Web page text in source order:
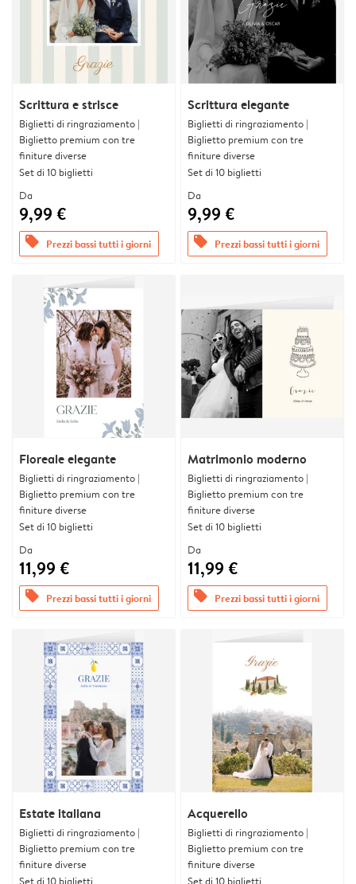
Scrittura e strisce
Biglietti di ringraziamento |
Biglietto premium con tre
finiture diverse
Set di 10 biglietti
Da
9,99 €
offers Prezzi bassi tutti i giorni
Scrittura elegante
Biglietti di ringraziamento |
Biglietto premium con tre
finiture diverse
Set di 10 biglietti
Da
9,99 €
offers Prezzi bassi tutti i giorni
Floreale elegante
Biglietti di ringraziamento |
Biglietto premium con tre
finiture diverse
Set di 10 biglietti
Da
11,99 €
offers Prezzi bassi tutti i giorni
Matrimonio moderno
Biglietti di ringraziamento |
Biglietto premium con tre
finiture diverse
Set di 10 biglietti
Da
11,99 €
offers Prezzi bassi tutti i giorni
Estate italiana
Biglietti di ringraziamento |
Biglietto premium con tre
finiture diverse
Set di 10 biglietti
Acquerello
Biglietti di ringraziamento |
Biglietto premium con tre
finiture diverse
Set di 10 biglietti